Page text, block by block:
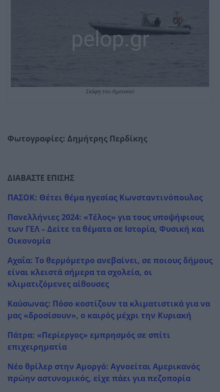
Σκάφη του Λιμενικού
Φωτογραφίες: Δημήτρης Περδίκης
ΔΙΑΒΑΣΤΕ ΕΠΙΣΗΣ
ΠΑΣΟΚ: Θέτει θέμα ηγεσίας Κωνσταντινόπουλος
Πανελλήνιες 2024: «Τέλος» για τους υποψήφιους
των ΓΕΛ – Δείτε τα θέματα σε Ιστορία, Φυσική και
Οικονομία
Αχαΐα: Το θερμόμετρο ανεβαίνει, σε ποιους δήμους
είναι κλειστά σήμερα τα σχολεία, οι
κλιματιζόμενες αίθουσες
Καύσωνας: Πόσο κοστίζουν τα κλιματιστικά για να
μας «δροσίσουν», ο καιρός μέχρι την Κυριακή
Πάτρα: «Περίεργος» εμπρησμός σε σπίτι
επιχειρηματία
Νέο θρίλερ στην Αμοργό: Αγνοείται Αμερικανός
πρώην αστυνομικός, είχε πάει για πεζοπορία